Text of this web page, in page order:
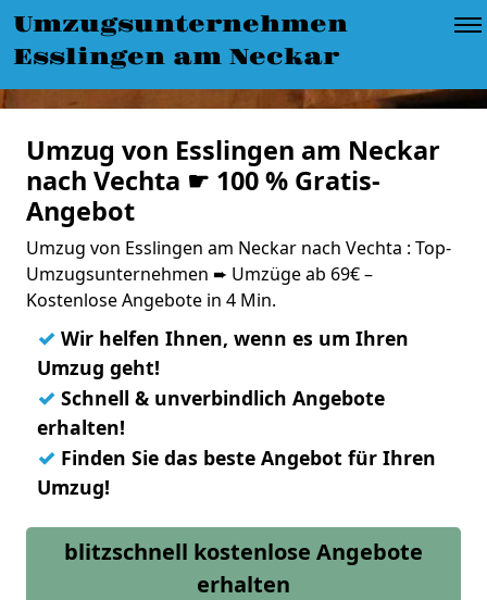
Umzugsunternehmen
Esslingen am Neckar
Umzug von Esslingen am Neckar
nach Vechta ☛ 100 % Gratis-
Angebot
Umzug von Esslingen am Neckar nach Vechta : Top-
Umzugsunternehmen ➨ Umzüge ab 69€ –
Kostenlose Angebote in 4 Min.
✓ Wir helfen Ihnen, wenn es um Ihren
Umzug geht!
✓ Schnell & unverbindlich Angebote
erhalten!
✓ Finden Sie das beste Angebot für Ihren
Umzug!
blitzschnell kostenlose Angebote
erhalten